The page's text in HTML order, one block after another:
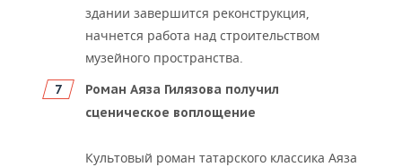
здании завершится реконструкция,
начнется работа над строительством
музейного пространства.
Роман Аяза Гилязова получил
сценическое воплощение
Культовый роман татарского классика Аяза